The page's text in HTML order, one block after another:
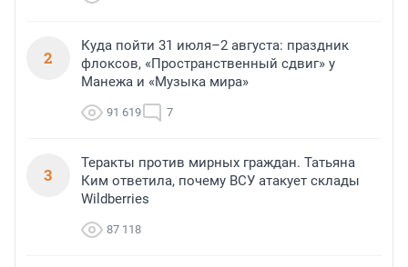
2
Куда пойти 31 июля–2 августа: праздник
флоксов, «Пространственный сдвиг» у
Манежа и «Музыка мира»
91 619 7
3
Теракты против мирных граждан. Татьяна
Ким ответила, почему ВСУ атакует склады
Wildberries
87 118